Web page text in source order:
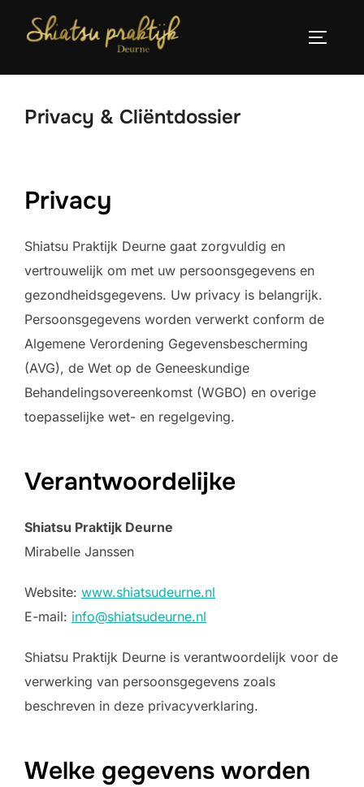
inhoud
Privacy & Cliëntdossier
Privacy
Shiatsu Praktijk Deurne gaat zorgvuldig en
vertrouwelijk om met uw persoonsgegevens en
gezondheidsgegevens. Uw privacy is belangrijk.
Persoonsgegevens worden verwerkt conform de
Algemene Verordening Gegevensbescherming
(AVG), de Wet op de Geneeskundige
Behandelingsovereenkomst (WGBO) en overige
toepasselijke wet- en regelgeving.
Verantwoordelijke
Shiatsu Praktijk Deurne
Mirabelle Janssen
Website: www.shiatsudeurne.nl
E-mail: info@shiatsudeurne.nl
Shiatsu Praktijk Deurne is verantwoordelijk voor de
verwerking van persoonsgegevens zoals
beschreven in deze privacyverklaring.
Welke gegevens worden